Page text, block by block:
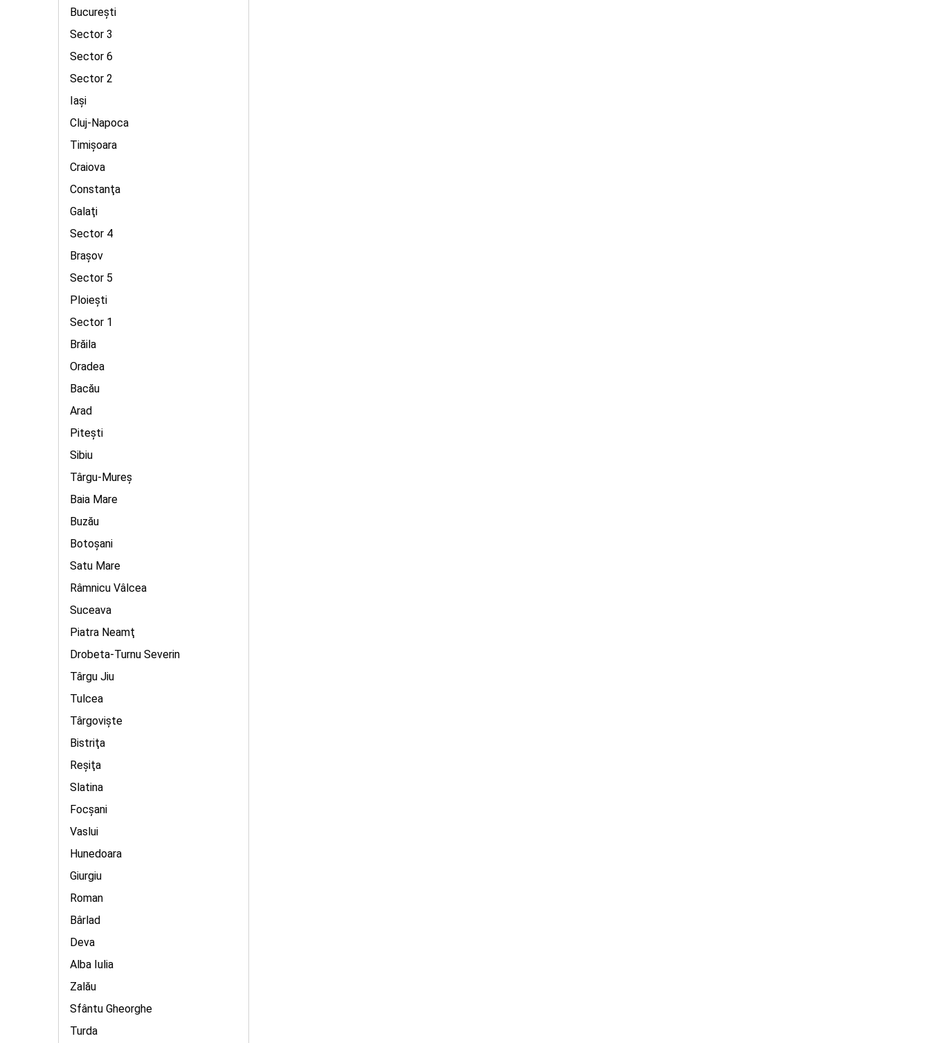
București
Sector 3
Sector 6
Sector 2
Iaşi
Cluj-Napoca
Timişoara
Craiova
Constanţa
Galaţi
Sector 4
Braşov
Sector 5
Ploieşti
Sector 1
Brăila
Oradea
Bacău
Arad
Piteşti
Sibiu
Târgu-Mureş
Baia Mare
Buzău
Botoşani
Satu Mare
Râmnicu Vâlcea
Suceava
Piatra Neamţ
Drobeta-Turnu Severin
Târgu Jiu
Tulcea
Târgovişte
Bistriţa
Reşiţa
Slatina
Focșani
Vaslui
Hunedoara
Giurgiu
Roman
Bârlad
Deva
Alba Iulia
Zalău
Sfântu Gheorghe
Turda